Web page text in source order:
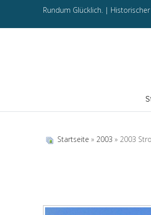
Rundum Glücklich. |
Startseite » 2003 » 2003